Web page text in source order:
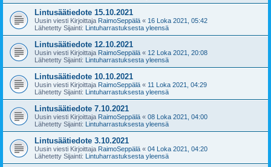
Lintusäätiedote 15.10.2021
Uusin viesti Kirjoittaja RaimoSeppälä « 16 Loka 2021, 05:42
Lähetetty Sijainti: Lintuharrastuksesta yleensä
Lintusäätiedote 12.10.2021
Uusin viesti Kirjoittaja RaimoSeppälä « 12 Loka 2021, 20:08
Lähetetty Sijainti: Lintuharrastuksesta yleensä
Lintusäätiedote 10.10.2021
Uusin viesti Kirjoittaja RaimoSeppälä « 11 Loka 2021, 04:29
Lähetetty Sijainti: Lintuharrastuksesta yleensä
Lintusäätiedote 7.10.2021
Uusin viesti Kirjoittaja RaimoSeppälä « 08 Loka 2021, 04:00
Lähetetty Sijainti: Lintuharrastuksesta yleensä
Lintusäätiedote 3.10.2021
Uusin viesti Kirjoittaja RaimoSeppälä « 04 Loka 2021, 04:20
Lähetetty Sijainti: Lintuharrastuksesta yleensä